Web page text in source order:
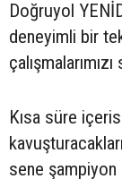
Doğruyol
deneyimli bir
Kısa süre
sene şampiyon